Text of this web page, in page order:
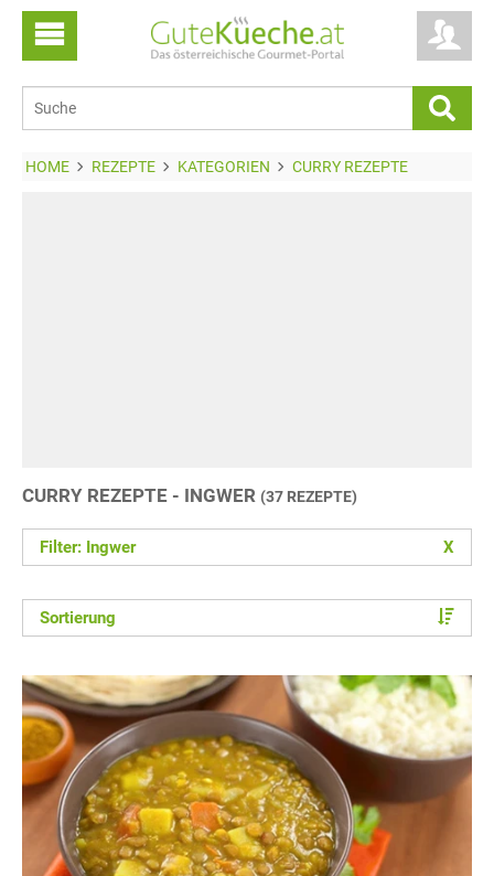
HOME REZEPTE KATEGORIEN CURRY REZEPTE
CURRY REZEPTE - INGWER (37 REZEPTE)
Filter: Ingwer X
Sortierung